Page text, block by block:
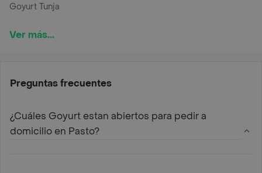
Goyurt Tunja
Ver más...
Preguntas frecuentes
¿Cuáles Goyurt estan abiertos para pedir a
domicilio en Pasto?